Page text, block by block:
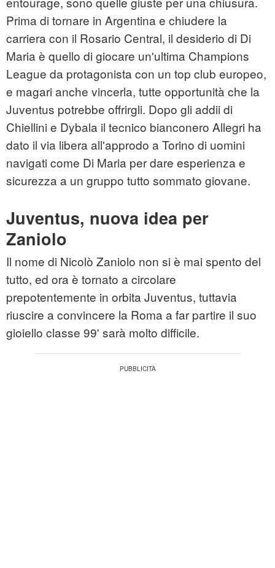
Prima di tornare in Argentina e chiudere la
carriera con il Rosario Central, il desiderio di Di
Maria è quello di giocare un'ultima Champions
League da protagonista con un top club europeo,
e magari anche vincerla, tutte opportunità che la
Juventus potrebbe offrirgli. Dopo gli addii di
Chiellini e Dybala il tecnico bianconero Allegri ha
dato il via libera all'approdo a Torino di uomini
navigati come Di Maria per dare esperienza e
sicurezza a un gruppo tutto sommato giovane.
Juventus, nuova idea per
Zaniolo
Il nome di Nicolò Zaniolo non si è mai spento del
tutto, ed ora è tornato a circolare
prepotentemente in orbita Juventus, tuttavia
riuscire a convincere la Roma a far partire il suo
gioiello classe 99' sarà molto difficile.